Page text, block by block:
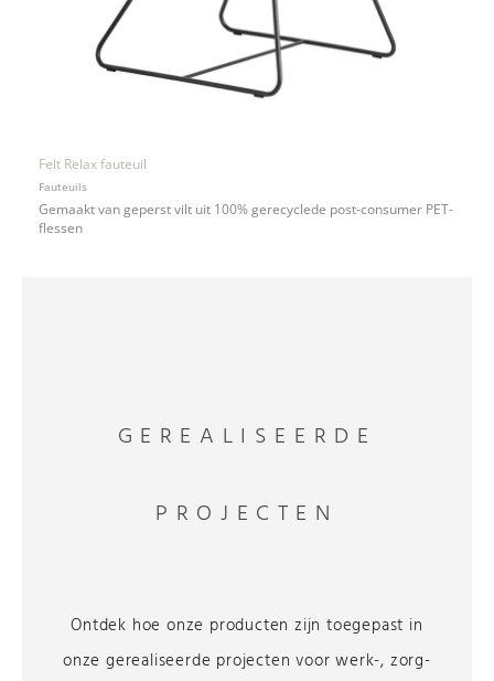
Felt Relax fauteuil
Fauteuils
Gemaakt van geperst vilt uit 100% gerecyclede post-consumer PET-
flessen
GEREALISEERDE
PROJECTEN
Ontdek hoe onze producten zijn toegepast in
onze gerealiseerde projecten voor werk-, zorg-